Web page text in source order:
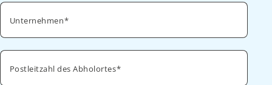
Unternehmen
Postleitzahl des Abholortes